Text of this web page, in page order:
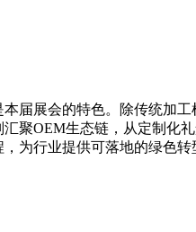
届展会的特色。除传统加
聚OEM生态链，从定制化
为行业提供可落地的绿色转